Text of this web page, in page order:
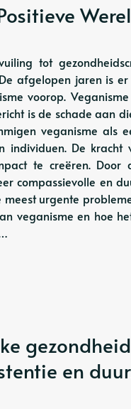
tot
afgelopen jaren is
voorop.
is de schade aan
veganisme als
individuen. De kracht
te creëren. Door
compassievolle en
urgente
veganisme en hoe
gezondheid
en